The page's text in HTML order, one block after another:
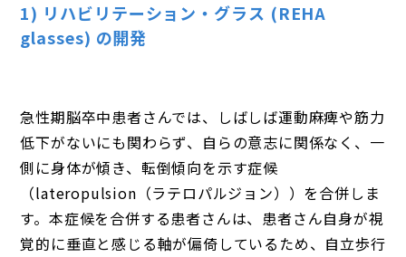
1) リハビリテーション・グラス (REHA
glasses) の開発
急性期脳卒中患者さんでは、しばしば運動麻痺や筋力
低下がないにも関わらず、自らの意志に関係なく、一
側に身体が傾き、転倒傾向を示す症候
（lateropulsion（ラテロパルジョン））を合併しま
す。本症候を合併する患者さんは、患者さん自身が視
覚的に垂直と感じる軸が偏倚しているため、自立歩行